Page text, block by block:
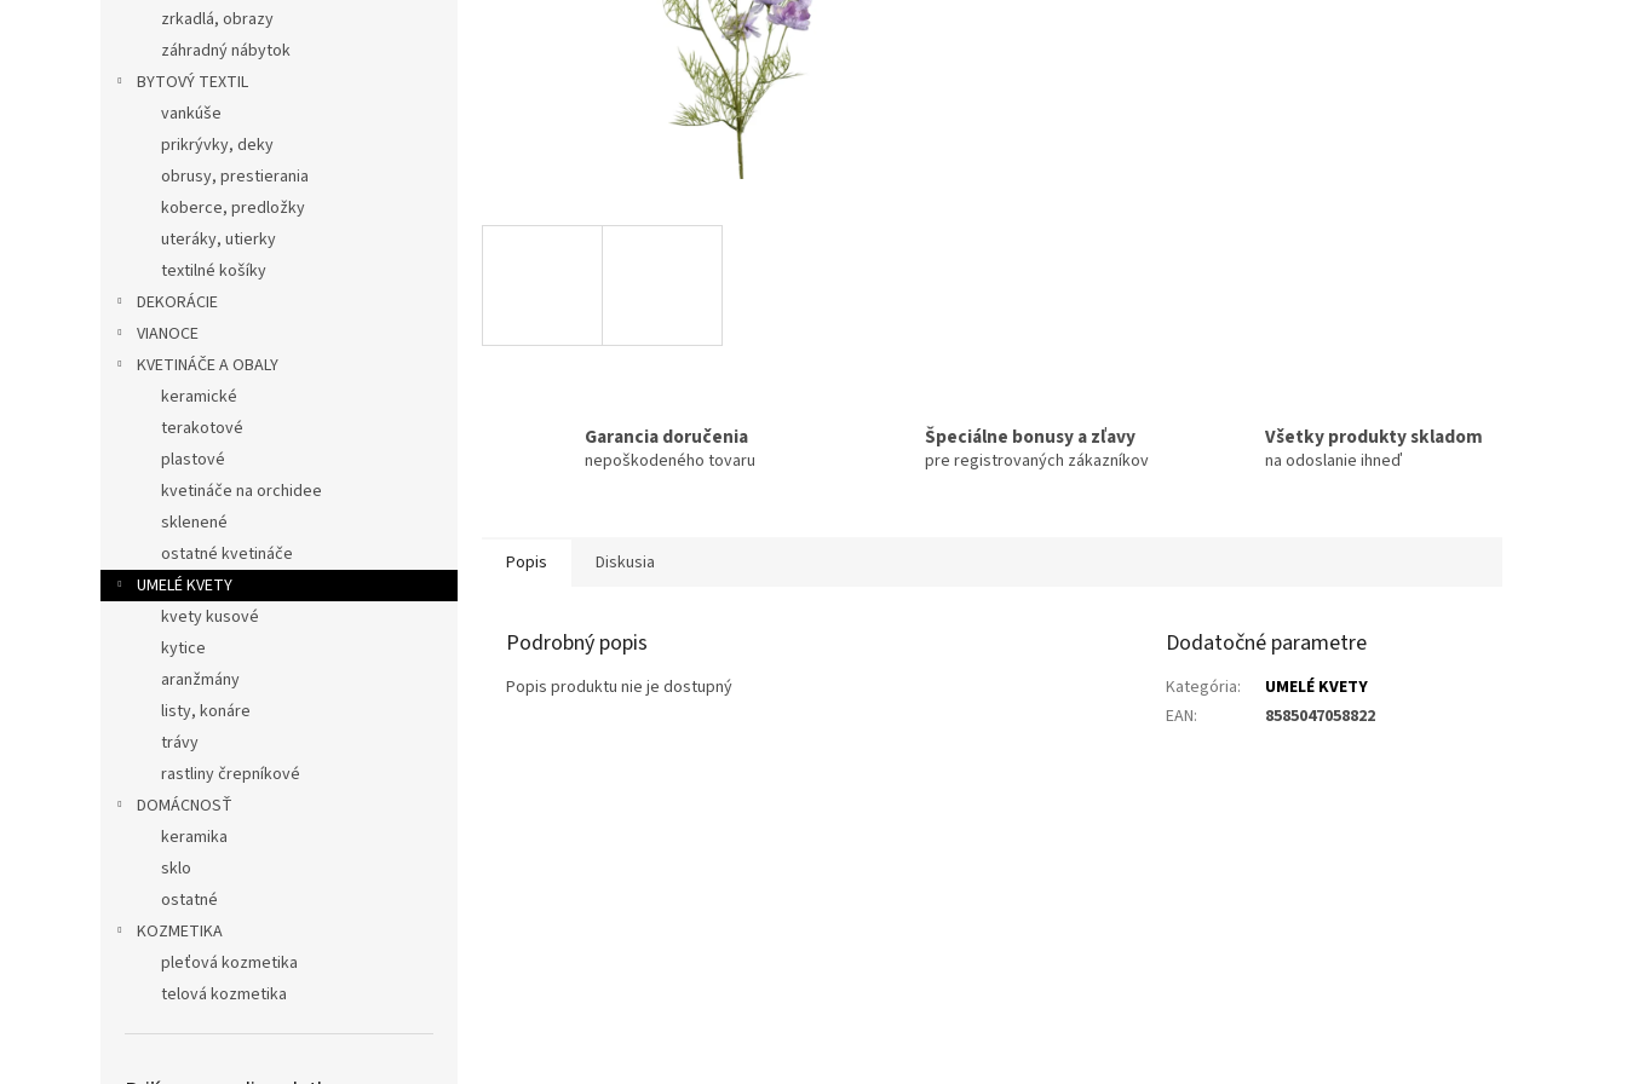
zrkadlá, obrazy
záhradný nábytok
BYTOVÝ TEXTIL
vankúše
prikrývky, deky
obrusy, prestierania
koberce, predložky
uteráky, utierky
textilné košíky
DEKORÁCIE
VIANOCE
KVETINÁČE A OBALY
keramické
terakotové
plastové
kvetináče na orchidee
sklenené
ostatné kvetináče
UMELÉ KVETY
kvety kusové
kytice
aranžmány
listy, konáre
trávy
rastliny črepníkové
DOMÁCNOSŤ
keramika
sklo
ostatné
KOZMETIKA
pleťová kozmetika
telová kozmetika
Garancia doručenia
nepoškodeného tovaru
Špeciálne bonusy a zľavy
pre registrovaných zákazníkov
Všetky produkty skladom
na odoslanie ihneď
Popis Diskusia
Podrobný popis
Popis produktu nie je dostupný
Dodatočné parametre
Kategória:
UMELÉ KVETY
EAN: 8585047058822